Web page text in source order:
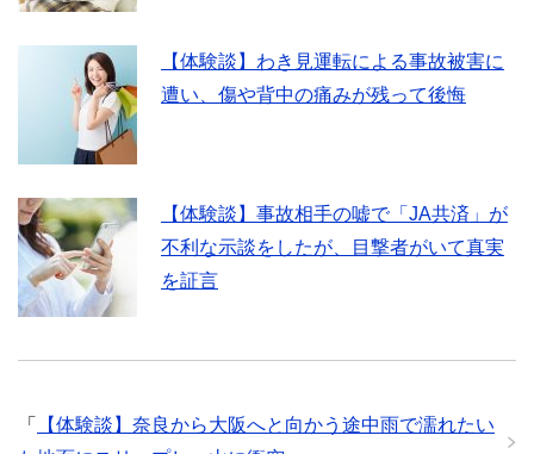
【体験談】わき見運転による事故被害に
遭い、傷や背中の痛みが残って後悔
【体験談】事故相手の嘘で「JA共済」が
不利な示談をしたが、目撃者がいて真実
を証言
「
【体験談】奈良から大阪へと向かう途中雨で濡れたい